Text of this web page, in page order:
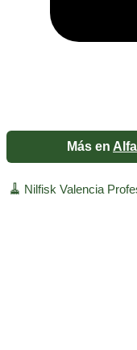
Más en
🧹 Nilfisk Valencia